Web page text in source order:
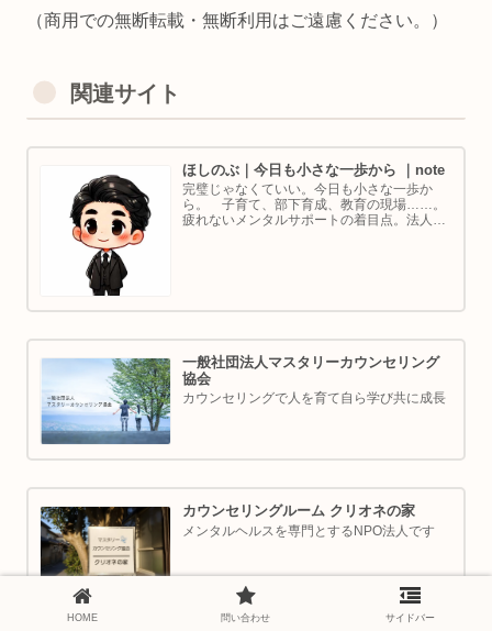
（商用での無断転載・無断利用はご遠慮ください。）
関連サイト
ほしのぶ｜今日も小さな一歩から ｜note
完璧じゃなくていい。今日も小さな一歩か
ら。 子育て、部下育成、教育の現場……。
疲れないメンタルサポートの着目点。法人代
一般社団法人マスタリーカウンセリング
協会
カウンセリングで人を育て自ら学び共に成長
カウンセリングルーム クリオネの家
メンタルヘルスを専門とするNPO法人です
HOME 問い合わせ サイドバー